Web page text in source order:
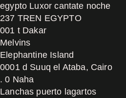
egypto Luxor cantate noche
237 TREN EGYPTO
001 t Dakar
Melvins
Elephantine Island
0001 d Suuq el Ataba, Cairo
. 0 Naha
Lanchas puerto lagartos